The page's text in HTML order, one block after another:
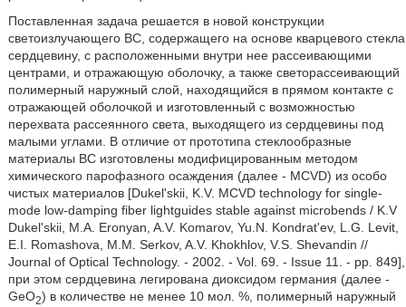
Поставленная задача решается в новой конструкции
светоизлучающего ВС, содержащего на основе кварцевого стекла
сердцевину, с расположенными внутри нее рассеивающими
центрами, и отражающую оболочку, а также светорассеивающий
полимерный наружный слой, находящийся в прямом контакте с
отражающей оболочкой и изготовленный с возможностью
перехвата рассеянного света, выходящего из сердцевины под
малыми углами. В отличие от прототипа стеклообразные
материалы ВС изготовлены модифицированным методом
химического парофазного осаждения (далее - MCVD) из особо
чистых материалов [Dukel'skii, K.V. MCVD technology for single-
mode low-damping fiber lightguides stable against microbends / K.V
Dukel'skii, M.A. Eronyan, A.V. Komarov, Yu.N. Kondrat'ev, L.G. Levit,
E.I. Romashova, M.M. Serkov, A.V. Khokhlov, V.S. Shevandin //
Journal of Optical Technology. - 2002. - Vol. 69. - Issue 11. - pp. 849],
при этом сердцевина легирована диоксидом германия (далее -
GeO2) в количестве не менее 10 мол. %, полимерный наружный